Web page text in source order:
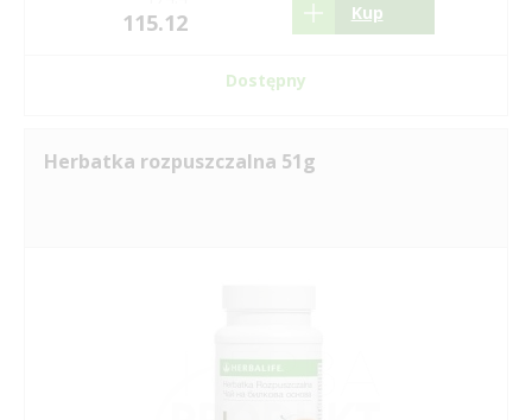
115.12 Kup
Dostępny
Herbatka rozpuszczalna 51g